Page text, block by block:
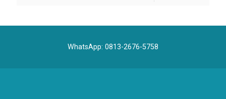
WhatsApp: 0813-2676-5758